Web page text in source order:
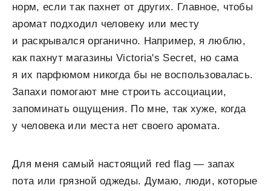
норм, если так пахнет от других. Главное, чтобы
аромат подходил человеку или месту
и раскрывался органично. Например, я люблю,
как пахнут магазины Victoria's Secret, но сама
я их парфюмом никогда бы не воспользовалась.
Запахи помогают мне строить ассоциации,
запоминать ощущения. По мне, так хуже, когда
у человека или места нет своего аромата.
Для меня самый настоящий red flag — запах
пота или грязной оджеды. Думаю, люди, которые